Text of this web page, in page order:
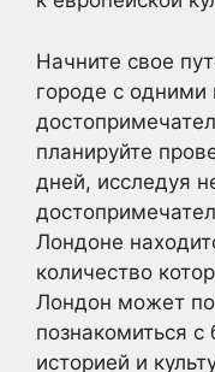
Начните свое
городе с одними
планируйте
дней, исследуя
Лондоне
количество
Лондон может
познакомиться с
историей и